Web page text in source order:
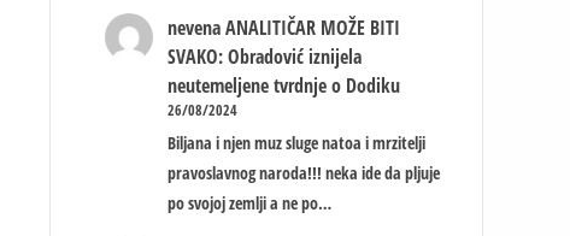
nevena ANALITIČAR MOŽE BITI
SVAKO: Obradović iznijela
neutemeljene tvrdnje o Dodiku
26/08/2024
Biljana i njen muz sluge natoa i mrzitelji
pravoslavnog naroda!!! neka ide da pljuje
po svojoj zemlji a ne po…